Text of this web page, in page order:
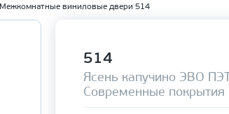
Межкомнатные виниловые двери 514
514
Ясень капучино ЭВО ПЭТ
Современные покрытия